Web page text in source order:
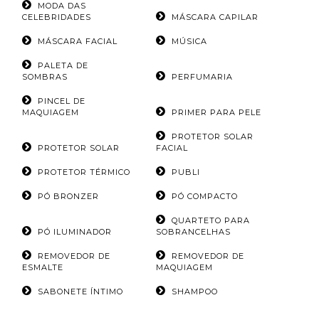
MODA DAS
CELEBRIDADES
MÁSCARA CAPILAR
MÁSCARA FACIAL MÚSICA
PALETA DE
SOMBRAS
PERFUMARIA
PINCEL DE
MAQUIAGEM
PRIMER PARA PELE
PROTETOR SOLAR
PROTETOR SOLAR
FACIAL
PROTETOR TÉRMICO PUBLI
PÓ BRONZER PÓ COMPACTO
PÓ ILUMINADOR
QUARTETO PARA
SOBRANCELHAS
REMOVEDOR DE
ESMALTE
REMOVEDOR DE
MAQUIAGEM
SABONETE ÍNTIMO SHAMPOO